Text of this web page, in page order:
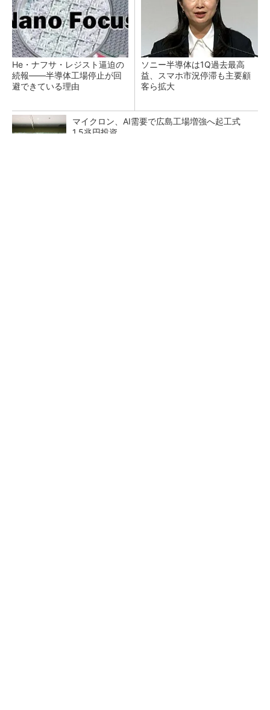
He・ナフサ・レジスト逼迫の
続報――半導体工場停止が回
避できている理由
ソニー半導体は1Q過去最高
益、スマホ市況停滞も主要顧
客ら拡大
マイクロン、AI需要で広島工場増強へ起工式
1.5兆円投資